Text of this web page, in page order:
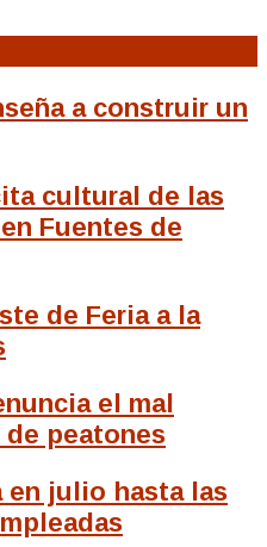
a construir un
cultural de las
Fuentes de
de Feria a la
el mal
peatones
en julio hasta las